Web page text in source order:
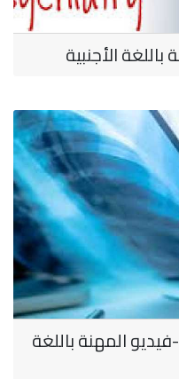
Radiologic Technologists-فيديو المهنة باللغة